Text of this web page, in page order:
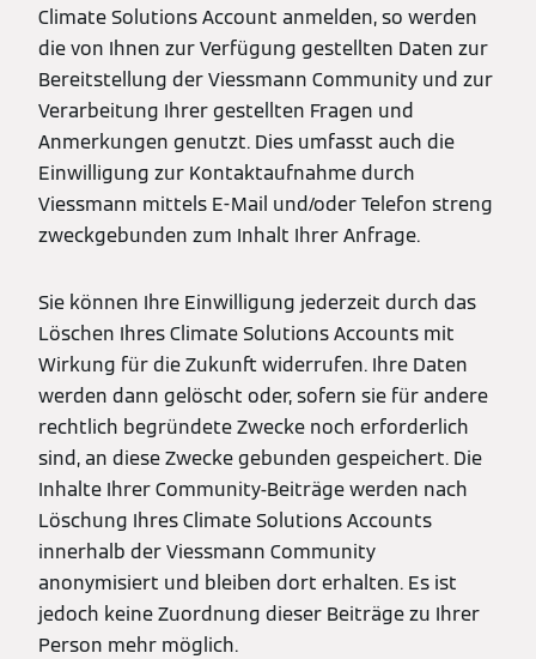
Climate Solutions Account anmelden, so werden
die von Ihnen zur Verfügung gestellten Daten zur
Bereitstellung der Viessmann Community und zur
Verarbeitung Ihrer gestellten Fragen und
Anmerkungen genutzt. Dies umfasst auch die
Einwilligung zur Kontaktaufnahme durch
Viessmann mittels E-Mail und/oder Telefon streng
zweckgebunden zum Inhalt Ihrer Anfrage.
Sie können Ihre Einwilligung jederzeit durch das
Löschen Ihres Climate Solutions Accounts mit
Wirkung für die Zukunft widerrufen. Ihre Daten
werden dann gelöscht oder, sofern sie für andere
rechtlich begründete Zwecke noch erforderlich
sind, an diese Zwecke gebunden gespeichert. Die
Inhalte Ihrer Community-Beiträge werden nach
Löschung Ihres Climate Solutions Accounts
innerhalb der Viessmann Community
anonymisiert und bleiben dort erhalten. Es ist
jedoch keine Zuordnung dieser Beiträge zu Ihrer
Person mehr möglich.